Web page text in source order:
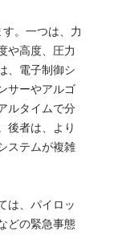
。一つは、力
や高度、圧力
、電子制御シ
サーやアルゴ
ルタイムで分
後者は、より
ステムが複雑
は、パイロッ
どの緊急事態